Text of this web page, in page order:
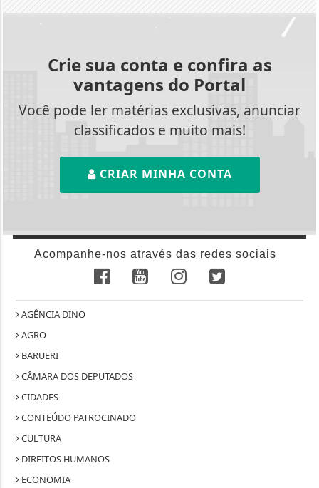
Crie sua conta e confira as
vantagens do Portal
Você pode ler matérias exclusivas, anunciar
classificados e muito mais!
CRIAR MINHA CONTA
Acompanhe-nos através das redes sociais
AGÊNCIA DINO
AGRO
BARUERI
CÂMARA DOS DEPUTADOS
CIDADES
CONTEÚDO PATROCINADO
CULTURA
DIREITOS HUMANOS
ECONOMIA